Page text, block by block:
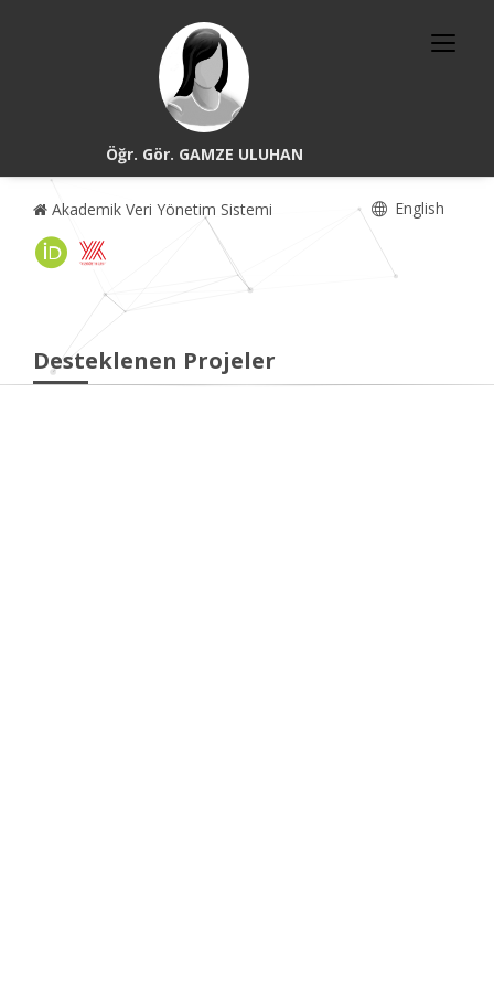
Öğr. Gör. GAMZE ULUHAN
Akademik Veri Yönetim Sistemi English
Desteklenen Projeler